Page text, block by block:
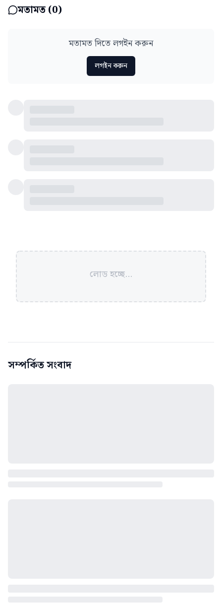
মতামত (0)
মতামত দিতে লগইন করুন
লগইন করুন
লোড হচ্ছে...
সম্পর্কিত সংবাদ